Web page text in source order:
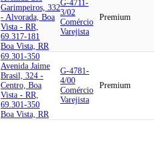
Garimpeiros, 332
- Alvorada, Boa
Vista - RR,
69.317-181
Boa Vista, RR
G-4711-
3/02
Comércio
Varejista
Premium
69.301-350
Avenida Jaime
Brasil, 324 -
Centro, Boa
Vista - RR,
69.301-350
Boa Vista, RR
G-4781-
4/00
Comércio
Varejista
Premium